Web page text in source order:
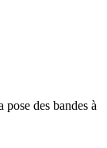
des bandes à